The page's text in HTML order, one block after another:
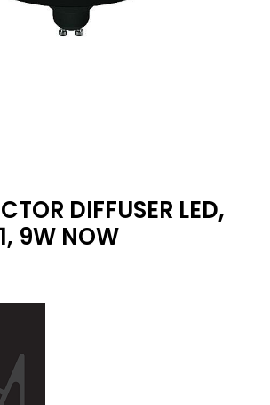
DIFFUSER LED,
9W NOW